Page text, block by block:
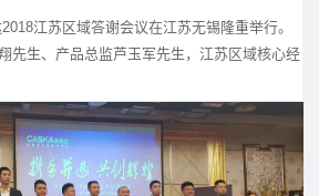
江苏区域答谢会议在江苏无锡隆重举行。
先生、产品总监芦玉军先生，江苏区域核心经
意气风发的昂扬斗志拥抱未来市场。